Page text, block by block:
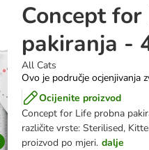
Concept
pakiranja -
All Cats
Ovo je područje ocjenjivanja
Ocijenite proizvod
Concept for Life probna
različite vrste: Sterilised,
proizvod po mjeri. dalje